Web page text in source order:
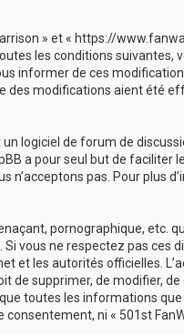
» et « https://
les conditions suivantes,
informer de ces
des modifications aient été
logiciel de forum de
a pour seul but de faciliter
pas. Pour plus
pornographique, etc.
vous ne respectez pas ces
et les autorités officielles.
de supprimer, de modifier,
toutes les informations
ni « 501st